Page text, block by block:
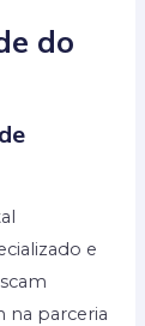
do
e
na parceria